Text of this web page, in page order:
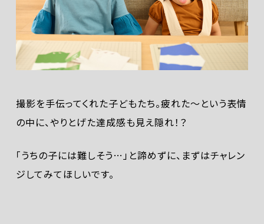
撮影を手伝ってくれた子どもたち。疲れた〜という表情
の中に、やりとげた達成感も見え隠れ！？
「うちの子には難しそう…」と諦めずに、まずはチャレン
ジしてみてほしいです。